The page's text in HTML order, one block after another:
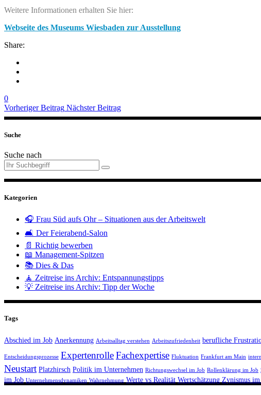
Weitere Informationen erhalten Sie hier:
Webseite des Museums Wiesbaden zur Ausstellung
Share:
0
Vorheriger Beitrag Nächster Beitrag
Suche
Suche nach
Kategorien
🎧 Frau Süd aufs Ohr – Situationen aus der Arbeitswelt
🛋️ Der Feierabend-Salon
📄 Richtig bewerben
📖 Management-Spitzen
📚 Dies & Das
🧘 Zeitreise ins Archiv: Entspannungstipps
💡 Zeitreise ins Archiv: Tipp der Woche
Tags
Abschied im Job Anerkennung Arbeitsalltag verstehen Arbeitszufriedenheit berufliche
Entscheidungsprozesse ExpertenrolleFachexpertise Fluktuation Frankfurt am Main
Neustart Platzhirsch Politik im Unternehmen Richtungswechsel im Job Rollenklärung im Job
im Job Unternehmensdynamiken Wahrnehmung Werte vs Realität Wertschätzung Zynismus im